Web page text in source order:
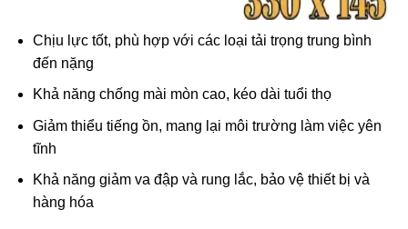
Chịu lực tốt, phù hợp với các loại tải trọng trung bình
đến nặng
Khả năng chống mài mòn cao, kéo dài tuổi thọ
Giảm thiểu tiếng ồn, mang lại môi trường làm việc yên
tĩnh
Khả năng giảm va đập và rung lắc, bảo vệ thiết bị và
hàng hóa